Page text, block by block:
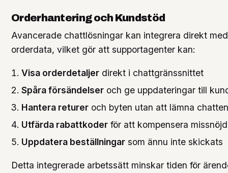
Orderhantering och Kundstöd
Avancerade chattlösningar kan integrera direkt
orderdata, vilket gör att supportagenter kan:
Visa orderdetaljer direkt i chattgränssnittet
Spåra försändelser och ge uppdateringar till
Hantera returer och byten utan att lämna chatten
Utfärda rabattkoder för att kompensera
Uppdatera beställningar som ännu inte skickats
Detta integrerade arbetssätt minskar tiden för